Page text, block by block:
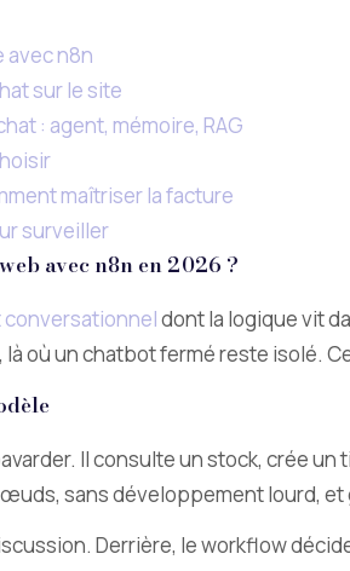
avec n8n
sur le site
: agent, mémoire, RAG
maîtriser la facture
surveiller
avec n8n en 2026 ?
conversationneldont la logique vit
où un chatbot fermé reste isolé.
Il consulte un stock, crée
sans développement lourd, et
Derrière, le workflow